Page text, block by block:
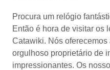
Procura um relógio
Então é hora de visitar os
Catawiki. Nós
orgulhoso proprietário de
impressionantes. Os